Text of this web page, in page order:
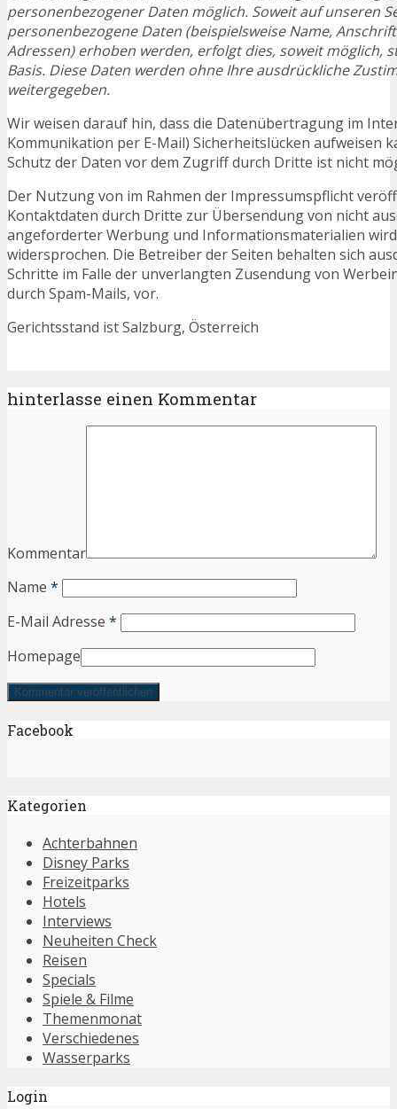
personenbezogener Daten möglich. Soweit auf unseren
personenbezogene Daten (beispielsweise Name,
Adressen) erhoben werden, erfolgt dies, soweit möglich,
Basis. Diese Daten werden ohne Ihre ausdrückliche
weitergegeben.
Wir weisen darauf hin, dass die Datenübertragung im
Kommunikation per E-Mail) Sicherheitslücken aufweisen
Schutz der Daten vor dem Zugriff durch Dritte ist nicht
Der Nutzung von im Rahmen der Impressumspflicht
Kontaktdaten durch Dritte zur Übersendung von nicht
angeforderter Werbung und Informationsmaterialien
widersprochen. Die Betreiber der Seiten behalten sich
Schritte im Falle der unverlangten Zusendung von
durch Spam-Mails, vor.
Gerichtsstand ist Salzburg, Österreich
hinterlasse einen Kommentar
Kommentar
Name *
E-Mail Adresse *
Homepage
Facebook
Kategorien
Achterbahnen
Disney Parks
Freizeitparks
Hotels
Interviews
Neuheiten Check
Reisen
Specials
Spiele & Filme
Themenmonat
Verschiedenes
Wasserparks
Login